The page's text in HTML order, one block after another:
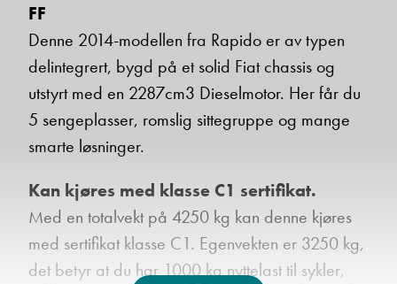
FF
Denne 2014-modellen fra Rapido er av typen
delintegrert, bygd på et solid Fiat chassis og
utstyrt med en 2287cm3 Dieselmotor. Her får du
5 sengeplasser, romslig sittegruppe og mange
smarte løsninger.
Kan kjøres med klasse C1 sertifikat.
Med en totalvekt på 4250 kg kan denne kjøres
med sertifikat klasse C1. Egenvekten er 3250 kg,
det betyr at du har 1000 kg nyttelast til sykler,